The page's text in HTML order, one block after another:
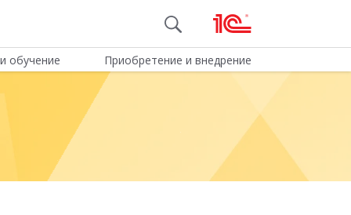
обучение Приобретение и внедрение